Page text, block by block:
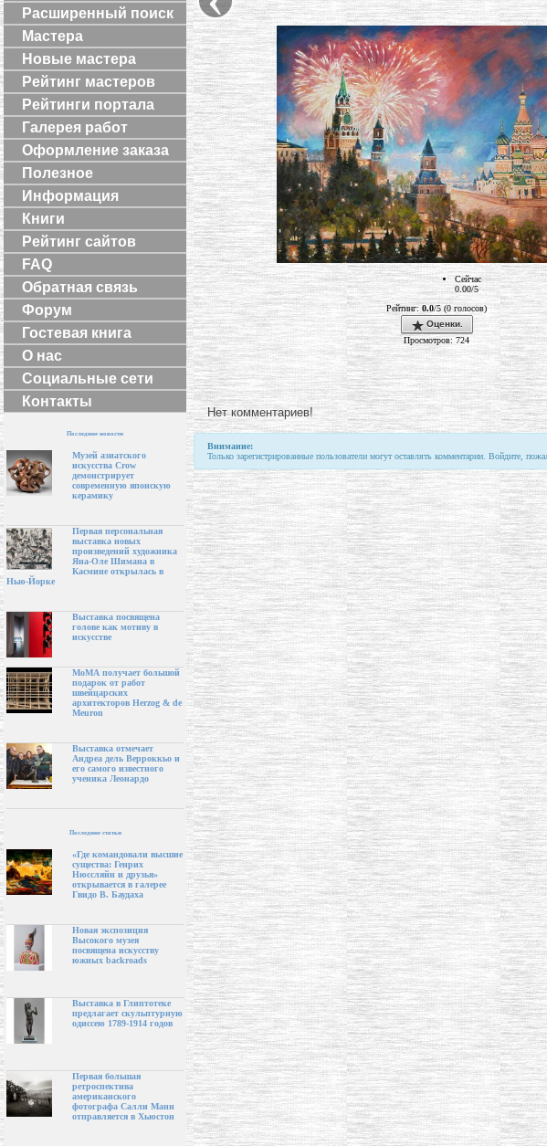
Расширенный поиск
Мастера
Новые мастера
Рейтинг мастеров
Рейтинги портала
Галерея работ
Оформление заказа
Полезное
Информация
Книги
Рейтинг сайтов
FAQ
Обратная связь
Форум
Гостевая книга
О нас
Социальные сети
Контакты
Последние новости
Музей азиатского
искусства Crow
демонстрирует
современную японскую
керамику
Первая персональная
выставка новых
произведений художника
Яна-Оле Шимана в
Касмине открылась в
Нью-Йорке
Выставка посвящена
голове как мотиву в
искусстве
МоМА получает большой
подарок от работ
швейцарских
архитекторов Herzog & de
Meuron
Выставка отмечает
Андреа дель Верроккьо и
его самого известного
ученика Леонардо
Последние статьи
«Где командовали высшие
существа: Генрих
Нюссляйн и друзья»
открывается в галерее
Гвидо В. Баудаха
Новая экспозиция
Высокого музея
посвящена искусству
южных backroads
Выставка в Глиптотеке
предлагает скульптурную
одиссею 1789-1914 годов
Первая большая
ретроспектива
американского
фотографа Салли Манн
отправляется в Хьюстон
Сейчас
0.00/5
Рейтинг:0.0/5 (0 голосов)
Оценки.
Просмотров: 724
Нет комментариев!
Внимание:
Только зарегистрированные пользователи могут оставлять комментарии. Войдите,